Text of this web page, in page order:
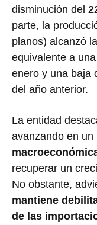
disminución del
parte, la
planos) alcanzó
equivalente a
enero y una baja
del año anterior.
La entidad
avanzando en un
recuperar un
No obstante,
mantiene
de las